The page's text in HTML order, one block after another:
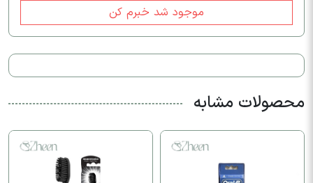
موجود شد خبرم کن
محصولات مشابه